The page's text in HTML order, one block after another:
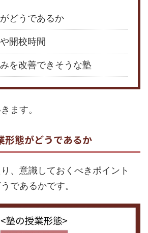
どうであるか
開校時間
を改善できそうな塾
ます。
態がどうであるか
、意識しておくべきポイント
であるかです。